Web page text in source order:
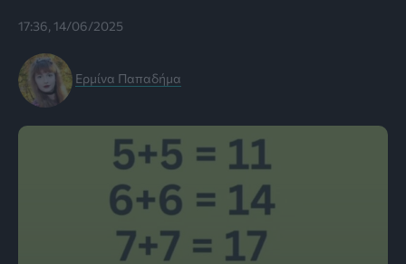
17:36, 14/06/2025
Ερμίνα Παπαδήμα